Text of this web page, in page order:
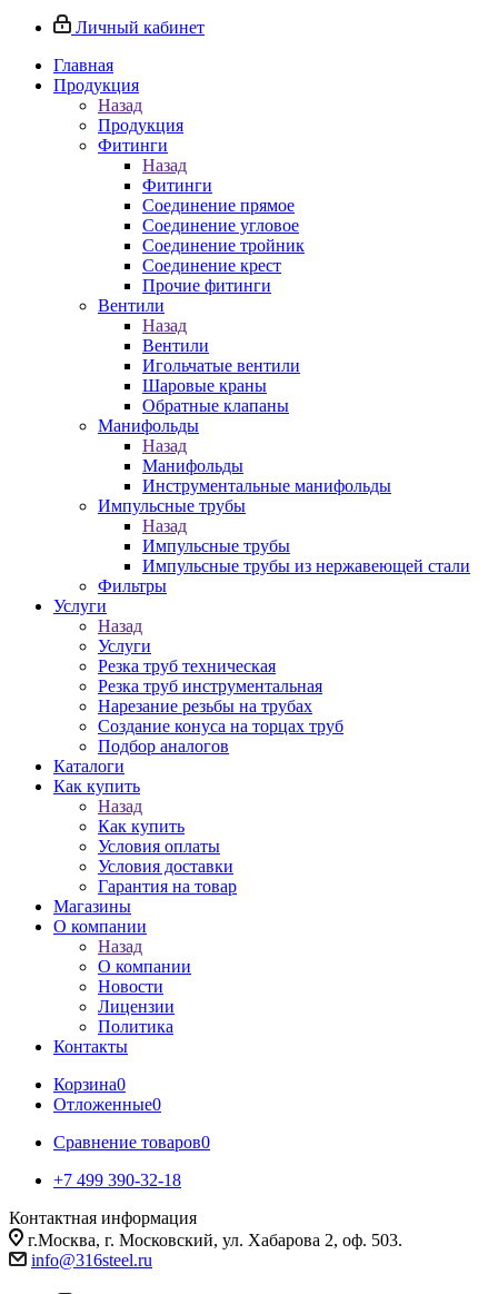
Личный кабинет
Главная
Продукция
Назад
Продукция
Фитинги
Назад
Фитинги
Соединение прямое
Соединение угловое
Соединение тройник
Соединение крест
Прочие фитинги
Вентили
Назад
Вентили
Игольчатые вентили
Шаровые краны
Обратные клапаны
Манифольды
Назад
Манифольды
Инструментальные манифольды
Импульсные трубы
Назад
Импульсные трубы
Импульсные трубы из нержавеющей стали
Фильтры
Услуги
Назад
Услуги
Резка труб техническая
Резка труб инструментальная
Нарезание резьбы на трубах
Создание конуса на торцах труб
Подбор аналогов
Каталоги
Как купить
Назад
Как купить
Условия оплаты
Условия доставки
Гарантия на товар
Магазины
О компании
Назад
О компании
Новости
Лицензии
Политика
Контакты
Корзина0
Отложенные0
Сравнение товаров0
+7 499 390-32-18
Контактная информация
г.Москва, г. Московский, ул. Хабарова 2, оф. 503.
info@316steel.ru